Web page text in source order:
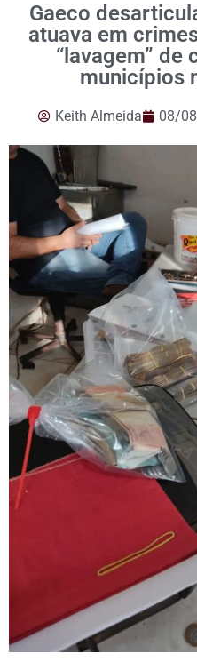
Gaeco
atuava em
“lavagem” de
municípios
Keith Almeida 08/